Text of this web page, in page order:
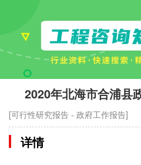
2020年北海市合浦县
[可行性研究报告 - 政府工作报告]
详情